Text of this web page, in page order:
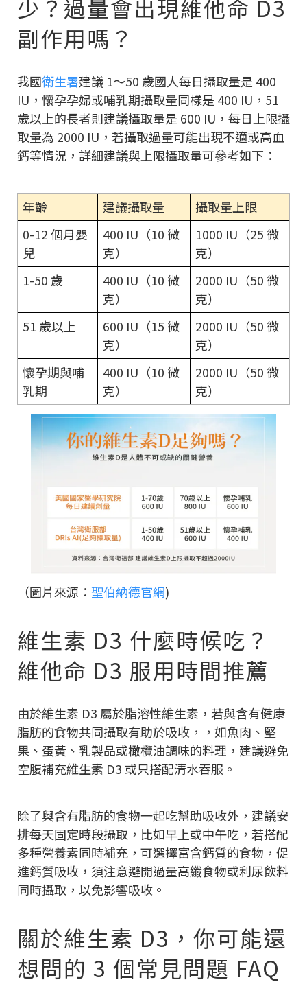
少？過量會出現維他命 D3
副作用嗎？
我國衛生署建議 1～50 歲國人每日攝取量是 400
IU，懷孕孕婦或哺乳期攝取量同樣是 400 IU，51
歲以上的長者則建議攝取量是 600 IU，每日上限攝
取量為 2000 IU，若攝取過量可能出現不適或高血
鈣等情況，詳細建議與上限攝取量可參考如下：
年齡 建議攝取量
攝取量上限
0-12 個月嬰
兒
400 IU（10 微
克）
1000 IU（25 微
克）
1-50 歲
400 IU（10 微
克）
2000 IU（50 微
克）
51 歲以上
600 IU（15 微
克）
2000 IU（50 微
克）
懷孕期與哺
乳期
400 IU（10 微
克）
2000 IU（50 微
克）
（圖片來源： 聖伯納德官網)
維生素 D3 什麼時候吃？
維他命 D3 服用時間推薦
由於維生素 D3 屬於脂溶性維生素，若與含有健康
脂肪的食物共同攝取有助於吸收，，如魚肉、堅
果、蛋黃、乳製品或橄欖油調味的料理，建議避免
空腹補充維生素 D3 或只搭配清水吞服。
除了與含有脂肪的食物一起吃幫助吸收外，建議安
排每天固定時段攝取，比如早上或中午吃，若搭配
多種營養素同時補充，可選擇富含鈣質的食物，促
進鈣質吸收，須注意避開過量高纖食物或利尿飲料
同時攝取，以免影響吸收。
關於維生素 D3，你可能還
想問的 3 個常見問題 FAQ